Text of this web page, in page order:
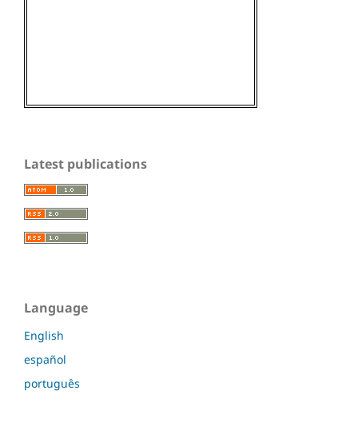
Latest publications
Language
English
español
português